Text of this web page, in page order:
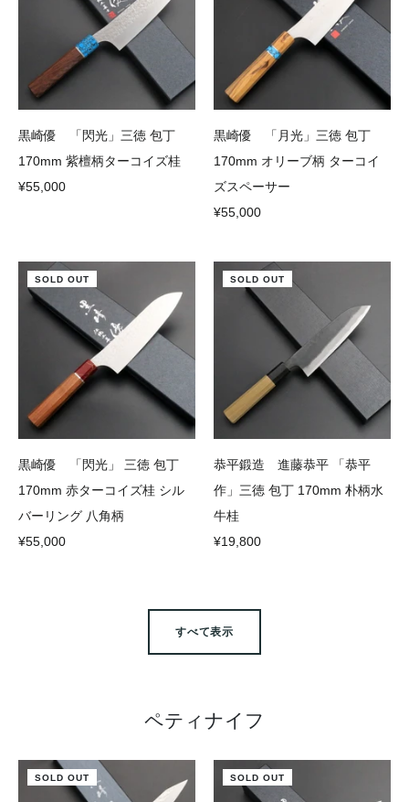
黒崎優 「閃光」三徳 包丁
170mm 紫檀柄ターコイズ桂
¥55,000
黒崎優 「月光」三徳 包丁
170mm オリーブ柄 ターコイ
ズスペーサー
¥55,000
SOLD OUT
黒崎優 「閃光」 三徳 包丁
170mm 赤ターコイズ桂 シル
バーリング 八角柄
¥55,000
SOLD OUT
恭平鍛造 進藤恭平 「恭平
作」三徳 包丁 170mm 朴柄水
牛桂
¥19,800
すべて表示
ペティナイフ
SOLD OUT SOLD OUT